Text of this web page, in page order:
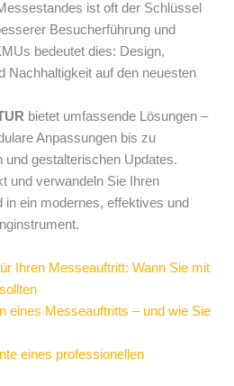
ist oft der Schlüssel
Besucherführung und
bedeutet dies: Design,
Nachhaltigkeit auf den neuesten
bietet umfassende Lösungen –
Anpassungen bis zu
und gestalterischen Updates.
und verwandeln Sie Ihren
in ein modernes, effektives und
Ihren Messeauftritt: Wann Sie mit
eines Messeauftritts – und wie Sie
eines professionellen